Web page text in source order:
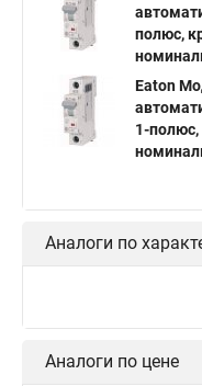
полюс,
Eaton
1-полюс,
Аналоги по
Аналоги по цене